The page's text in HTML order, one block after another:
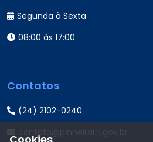
Segunda à Sexta
08:00 às 17:00
Contatos
(24) 2102-0240
contato@pinheiral.rj.gov.br